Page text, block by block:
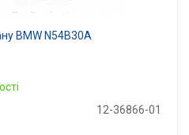
BMW N54B30A
12-36866-01